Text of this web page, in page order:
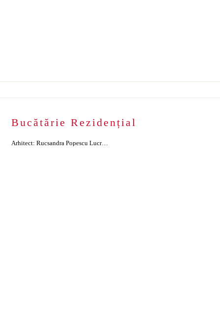
Bucătărie Rezidențial
Arhitect: Rucsandra Popescu Lucrările realizate: Mobilier bucătărie Materiale: Blat din Corian Glacier White și chiuveta din Corian, MDF furniruit Stejar Natur